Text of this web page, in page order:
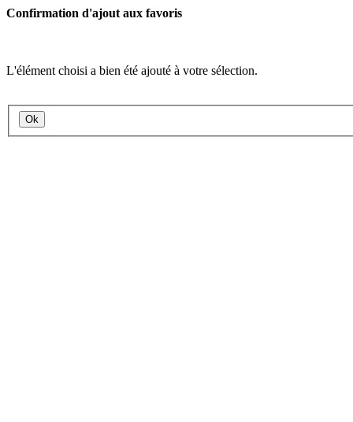
Confirmation d'ajout aux favoris
L'élément choisi a bien été ajouté à votre sélection.